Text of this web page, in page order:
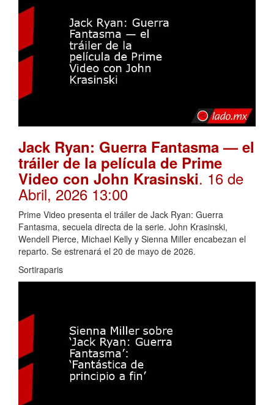
Jack Ryan: Guerra Fantasma — el
tráiler de la película de Prime
Video con John Krasinski. 16 de
Abril, 2026 13:00
Prime Video presenta el tráiler de Jack Ryan: Guerra
Fantasma, secuela directa de la serie. John Krasinski,
Wendell Pierce, Michael Kelly y Sienna Miller encabezan el
reparto. Se estrenará el 20 de mayo de 2026.
Sortiraparis